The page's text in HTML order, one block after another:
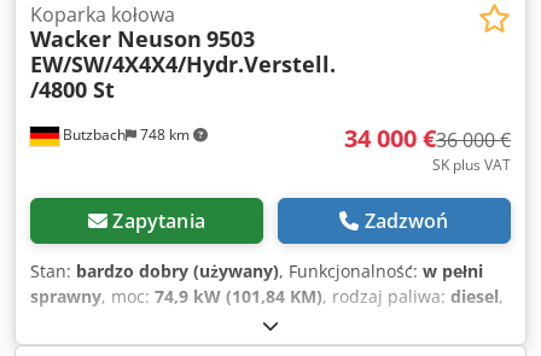
Butzbach 748 km
Koparka kołowa
Wacker Neuson 9503
EW/SW/4X4X4/Hydr.Verstell.
/4800 St
34 000 €36 000 €
SK plus VAT
Zapytania Zadzwoń
Stan: bardzo dobry (używany), Funkcjonalność: w pełni
sprawny, moc: 74,9 kW (101,84 KM), rodzaj paliwa: diesel,
, masa eksploatacyjna:
pierwsza rejestracja:01/2009, Rok budowy:2009, godziny